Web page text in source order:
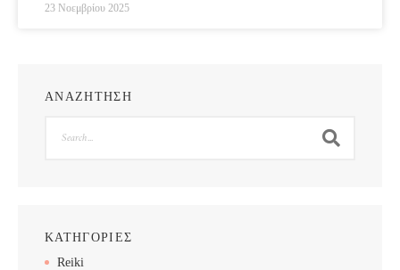
23 Νοεμβρίου 2025
ΑΝΑΖΗΤΗΣΗ
ΚΑΤΗΓΟΡΙΕΣ
Reiki